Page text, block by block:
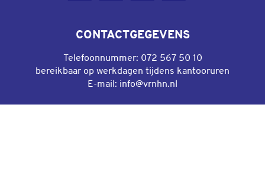
CONTACTGEGEVENS
Telefoonnummer: 072 567 50 10
bereikbaar op werkdagen tijdens kantooruren
E-mail: info@vrnhn.nl